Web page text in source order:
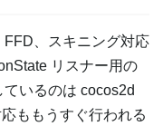
、スキニング対応
リスナー用の
いるのは cocos2d
ももうすぐ行われる